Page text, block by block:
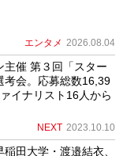
エンタメ 2026.08.04
主催 第３回「スター
会。応募総数16,39
イナリスト16人から
NEXT 2023.10.10
田大学・渡邉結衣、